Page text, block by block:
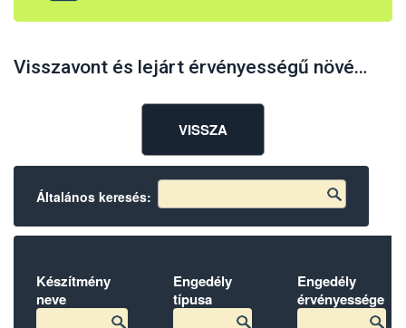
Visszavont és lejárt érvényességű növényvédő szerek
VISSZA
Általános keresés:
Készítmény
neve
Engedély
típusa
Engedély
érvényessége